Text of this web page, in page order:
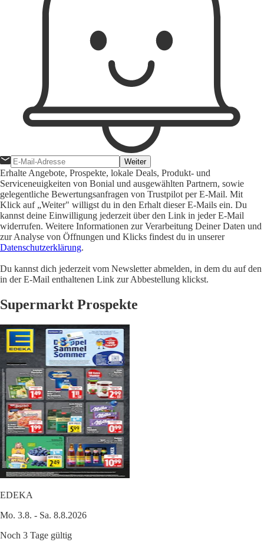
Weiter
Erhalte Angebote, Prospekte, lokale Deals, Produkt- und
Serviceneuigkeiten von Bonial und ausgewählten Partnern, sowie
gelegentliche Bewertungsanfragen von Trustpilot per E-Mail. Mit
Klick auf „Weiter" willigst du in den Erhalt dieser E-Mails ein. Du
kannst deine Einwilligung jederzeit über den Link in jeder E-Mail
widerrufen. Weitere Informationen zur Verarbeitung Deiner Daten und
zur Analyse von Öffnungen und Klicks findest du in unserer
Datenschutzerklärung.
Du kannst dich jederzeit vom Newsletter abmelden, in dem du auf den
in der E-Mail enthaltenen Link zur Abbestellung klickst.
Supermarkt Prospekte
EDEKA
Mo. 3.8. - Sa. 8.8.2026
Noch 3 Tage gültig